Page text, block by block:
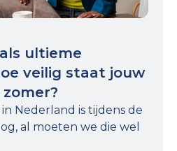
ultieme
veilig staat jouw
Nederland is tijdens de
al moeten we die wel